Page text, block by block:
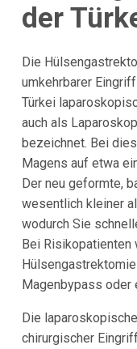
der
Die
umkehrbarer
Türkei
auch als
bezeichnet. Bei
Magens auf etwa
Der neu geformte,
wesentlich kleiner
wodurch Sie
Bei
Magenbypass oder
Die
chirurgischer